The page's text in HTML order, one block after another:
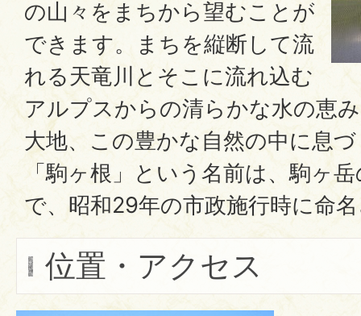
の山々をまちから望むことが
できます。まちを縦断して流
れる天竜川とそこに流れ込む
アルプスからの清らかな水の恵
大地、この豊かな自然の中に息
「駒ヶ根」という名前は、駒ヶ
で、昭和29年の市政施行時に命
位置・アクセス